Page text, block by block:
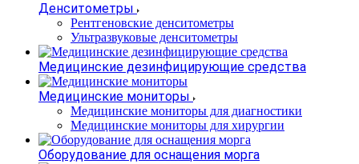
Денситометры
Рентгеновские денситометры
Ультразвуковые денситометры
Медицинские дезинфицирующие средства
Медицинские мониторы
Медицинские мониторы для диагностики
Медицинские мониторы для хирургии
Оборудование для оснащения морга